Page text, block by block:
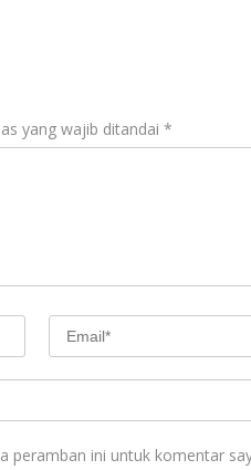
yang wajib ditandai *
peramban ini untuk komentar